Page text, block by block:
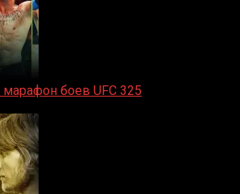
боев UFC 325